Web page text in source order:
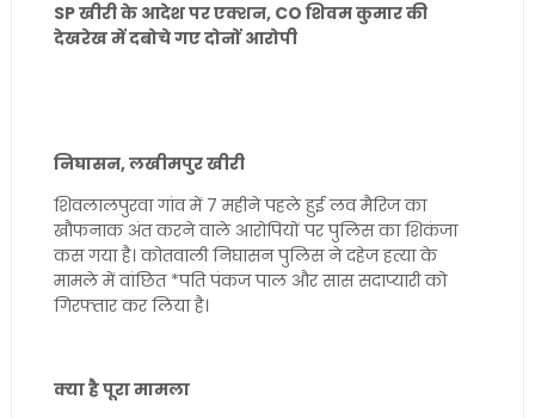
SP खीरी के आदेश पर एक्शन, CO शिवम कुमार की
देखरेख में दबोचे गए दोनों आरोपी
निघासन, लखीमपुर खीरी
शिवलालपुरवा गांव में 7 महीने पहले हुई लव मैरिज का
खौफनाक अंत करने वाले आरोपियों पर पुलिस का शिकंजा
कस गया है। कोतवाली निघासन पुलिस ने दहेज हत्या के
मामले में वांछित *पति पंकज पाल और सास सदाप्यारी को
गिरफ्तार कर लिया है।
क्या है पूरा मामला